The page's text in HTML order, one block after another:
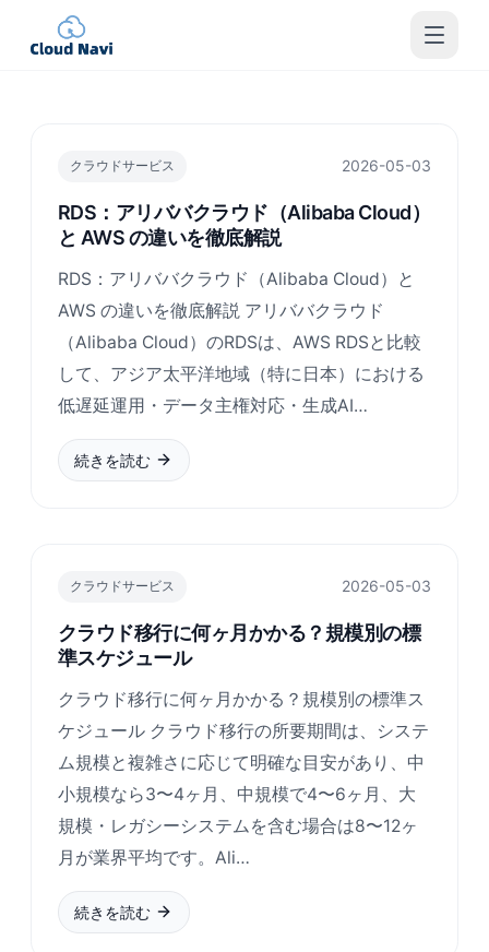
クラウドサービス 2026-05-03
RDS：アリババクラウド（Alibaba Cloud）
と AWS の違いを徹底解説
RDS：アリババクラウド（Alibaba Cloud）と
AWS の違いを徹底解説 アリババクラウド
（Alibaba Cloud）のRDSは、AWS RDSと比較
して、アジア太平洋地域（特に日本）における
低遅延運用・データ主権対応・生成AI…
続きを読む
クラウドサービス 2026-05-03
クラウド移行に何ヶ月かかる？規模別の標
準スケジュール
クラウド移行に何ヶ月かかる？規模別の標準ス
ケジュール クラウド移行の所要期間は、システ
ム規模と複雑さに応じて明確な目安があり、中
小規模なら3〜4ヶ月、中規模で4〜6ヶ月、大
規模・レガシーシステムを含む場合は8〜12ヶ
月が業界平均です。Ali…
続きを読む